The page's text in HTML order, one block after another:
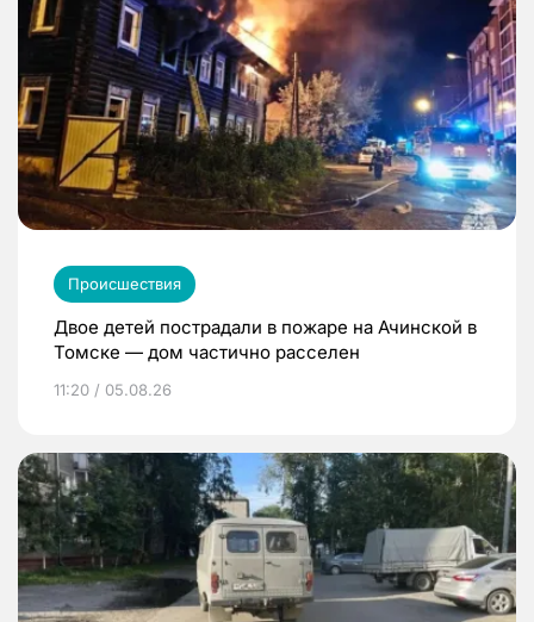
Происшествия
Двое детей пострадали в пожаре на Ачинской в
Томске — дом частично расселен
11:20 / 05.08.26